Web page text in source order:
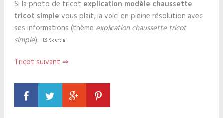
Si la photo de tricot explication modèle chaussette
tricot simple vous plait, la voici en pleine résolution avec
ses informations (thème explication chaussette tricot
simple).
Tricot suivant ⇒